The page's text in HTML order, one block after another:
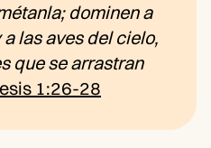
dominen a
las aves del cielo,
que se arrastran
1:26-28